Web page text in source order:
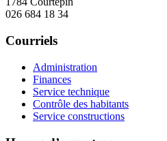
026 684 18 34
Courriels
Administration
Finances
Service technique
Contrôle des habitants
Service constructions